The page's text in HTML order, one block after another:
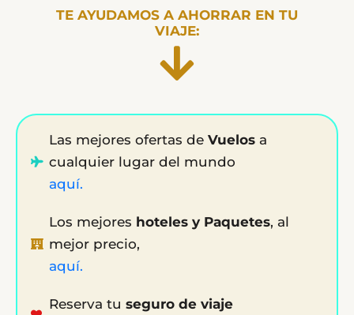
TE AYUDAMOS A AHORRAR EN TU
VIAJE:
Las mejores ofertas de Vuelos a
cualquier lugar del mundo
aquí.
Los mejores hoteles y Paquetes, al
mejor precio,
aquí.
Reserva tu seguro de viaje